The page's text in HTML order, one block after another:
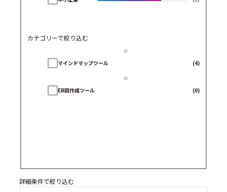
カテゴリーで絞り込む
マインドマップツール (4)
ER図作成ツール (0)
詳細条件で絞り込む